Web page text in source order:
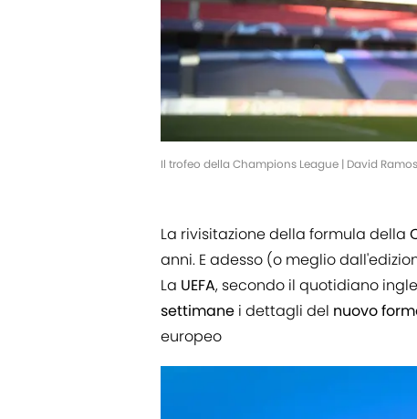
Il trofeo della Champions League | David
La rivisitazione della formula della
anni. E adesso (o meglio
La UEFA, secondo il quotidiano
settimane i dettagli del nuovo
europeo